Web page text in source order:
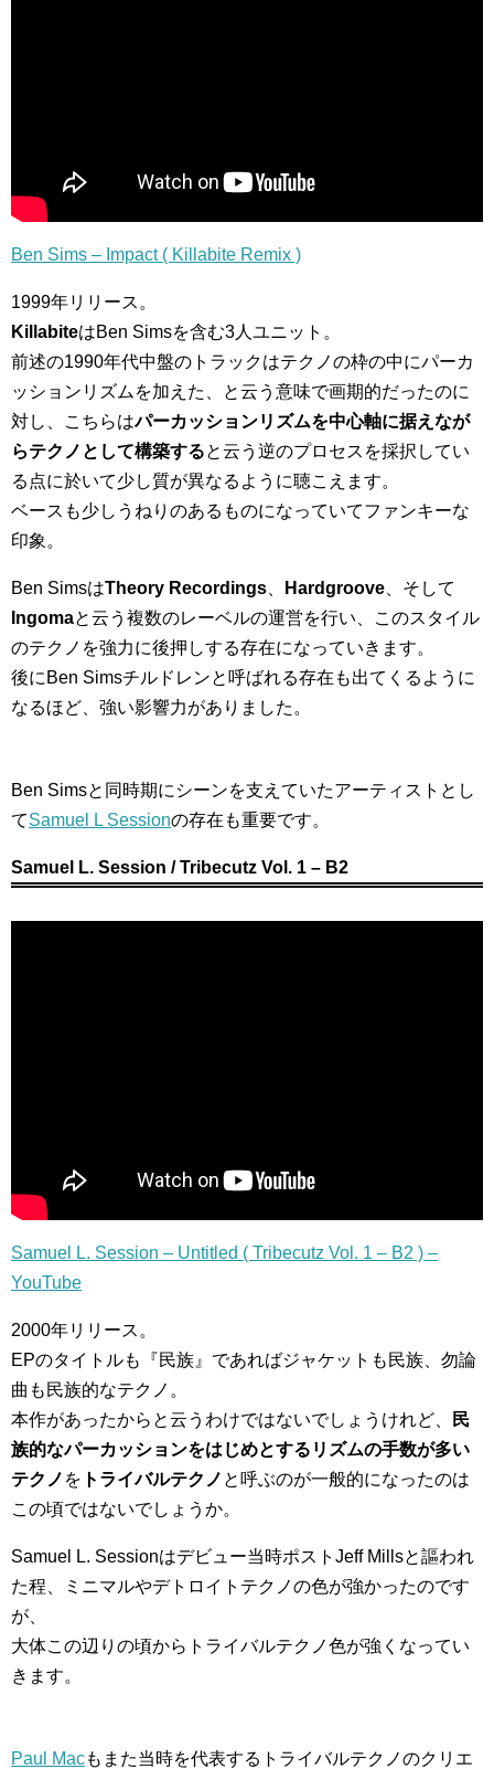
Ben Sims – Impact ( Killabite Remix )
1999年リリース。
KillabiteはBen Simsを含む3人ユニット。
前述の1990年代中盤のトラックはテクノの枠の中にパーカ
ッションリズムを加えた、と云う意味で画期的だったのに
対し、こちらはパーカッションリズムを中心軸に据えなが
らテクノとして構築すると云う逆のプロセスを採択してい
る点に於いて少し質が異なるように聴こえます。
ベースも少しうねりのあるものになっていてファンキーな
印象。
Ben SimsはTheory Recordings Hardgroove 、そして
Ingomaと云う複数のレーベルの運営を行い、このスタイル
のテクノを強力に後押しする存在になっていきます。
後にBen Simsチルドレンと呼ばれる存在も出てくるように
なるほど、強い影響力がありました。
Ben Simsと同時期にシーンを支えていたアーティストとし
てSamuel L Sessionの存在も重要です。
Samuel L. Session / Tribecutz Vol. 1 – B2
Samuel L. Session – Untitled ( Tribecutz Vol. 1 – B2 ) –
YouTube
2000年リリース。
EPのタイトルも『民族』であればジャケットも民族、勿論
曲も民族的なテクノ。
本作があったからと云うわけではないでしょうけれど、
民
族的なパーカッションをはじめとするリズムの手数が多い
テクノ を トライバルテクノ と呼ぶのが一般的になったのは
この頃ではないでしょうか。
Samuel L. Sessionはデビュー当時ポストJeff Millsと謳われ
た程、ミニマルやデトロイトテクノの色が強かったのです
が、
大体この辺りの頃からトライバルテクノ色が強くなってい
きます。
Paul Macもまた当時を代表するトライバルテクノのクリエ